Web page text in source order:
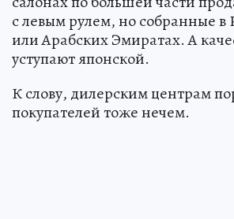
с левым рулем, но собранные в
или Арабских Эмиратах. А
уступают японской.
К слову, дилерским центрам
покупателей тоже нечем.